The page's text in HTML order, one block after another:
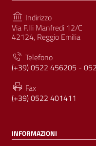
Indirizzo
Via F.lli Manfredi 12/C
42124, Reggio Emilia
Telefono
(+39) 0522 456205 -
Fax
(+39) 0522 401411
INFORMAZIONI